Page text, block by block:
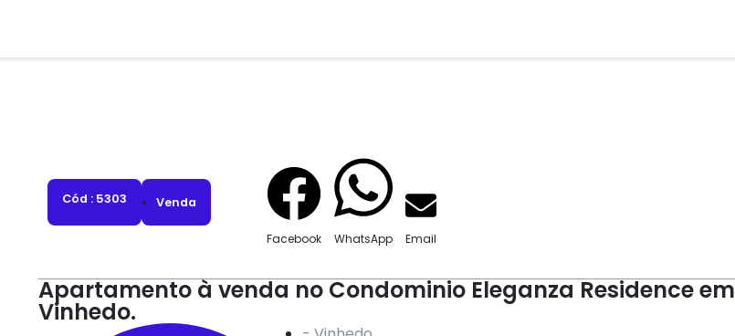
Cód : 5303 Venda
Facebook WhatsApp Email
Apartamento à venda no Condominio Eleganza Residence em
Vinhedo.